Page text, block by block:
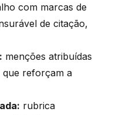
com marcas de
de citação,
menções atribuídas
que reforçam a
rubrica